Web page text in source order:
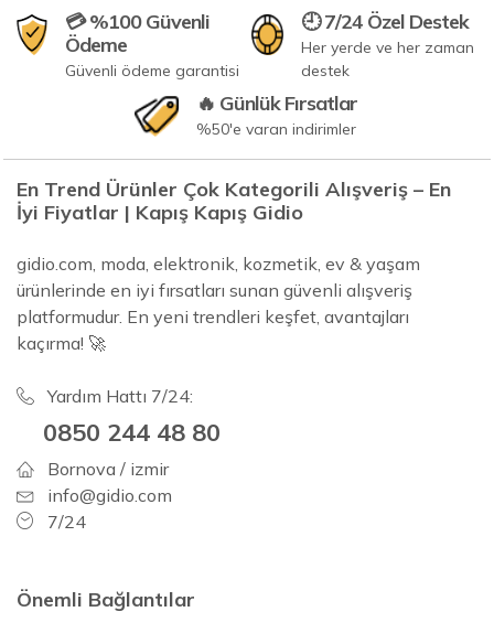
💳 %100 Güvenli
Ödeme
Güvenli ödeme garantisi
🕘 7/24 Özel Destek
Her yerde ve her zaman
destek
🔥 Günlük Fırsatlar
%50'e varan indirimler
En Trend Ürünler Çok Kategorili Alışveriş – En
İyi Fiyatlar | Kapış Kapış Gidio
gidio.com, moda, elektronik, kozmetik, ev & yaşam
ürünlerinde en iyi fırsatları sunan güvenli alışveriş
platformudur. En yeni trendleri keşfet, avantajları
kaçırma! 🚀
Yardım Hattı 7/24:
0850 244 48 80
Bornova / izmir
info@gidio.com
7/24
Önemli Bağlantılar